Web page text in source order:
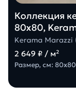
Коллекция
80х80,
Kerama
2 649 ₽ / м²
Размер, см: 80х80